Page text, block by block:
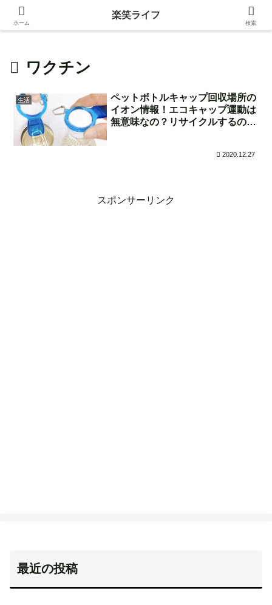
身近な生活の中にある価値ある情報を発信！
ワクチン
生活
ペットボトルキャップ回収場所の
イオン情報！エコキャップ運動は
無意味なの？リサイクルするのは
2020.12.27
スポンサーリンク
最近の投稿
ホーム
楽笑ライフ
検索